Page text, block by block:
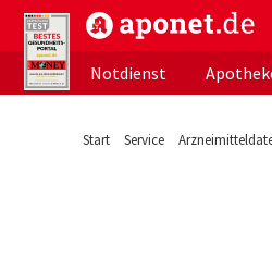
aponet.de - Das
Notdienst
Start Service